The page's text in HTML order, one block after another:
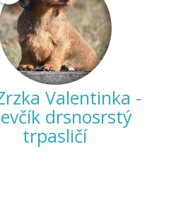
Valentinka -
drsnosrstý
trpasličí